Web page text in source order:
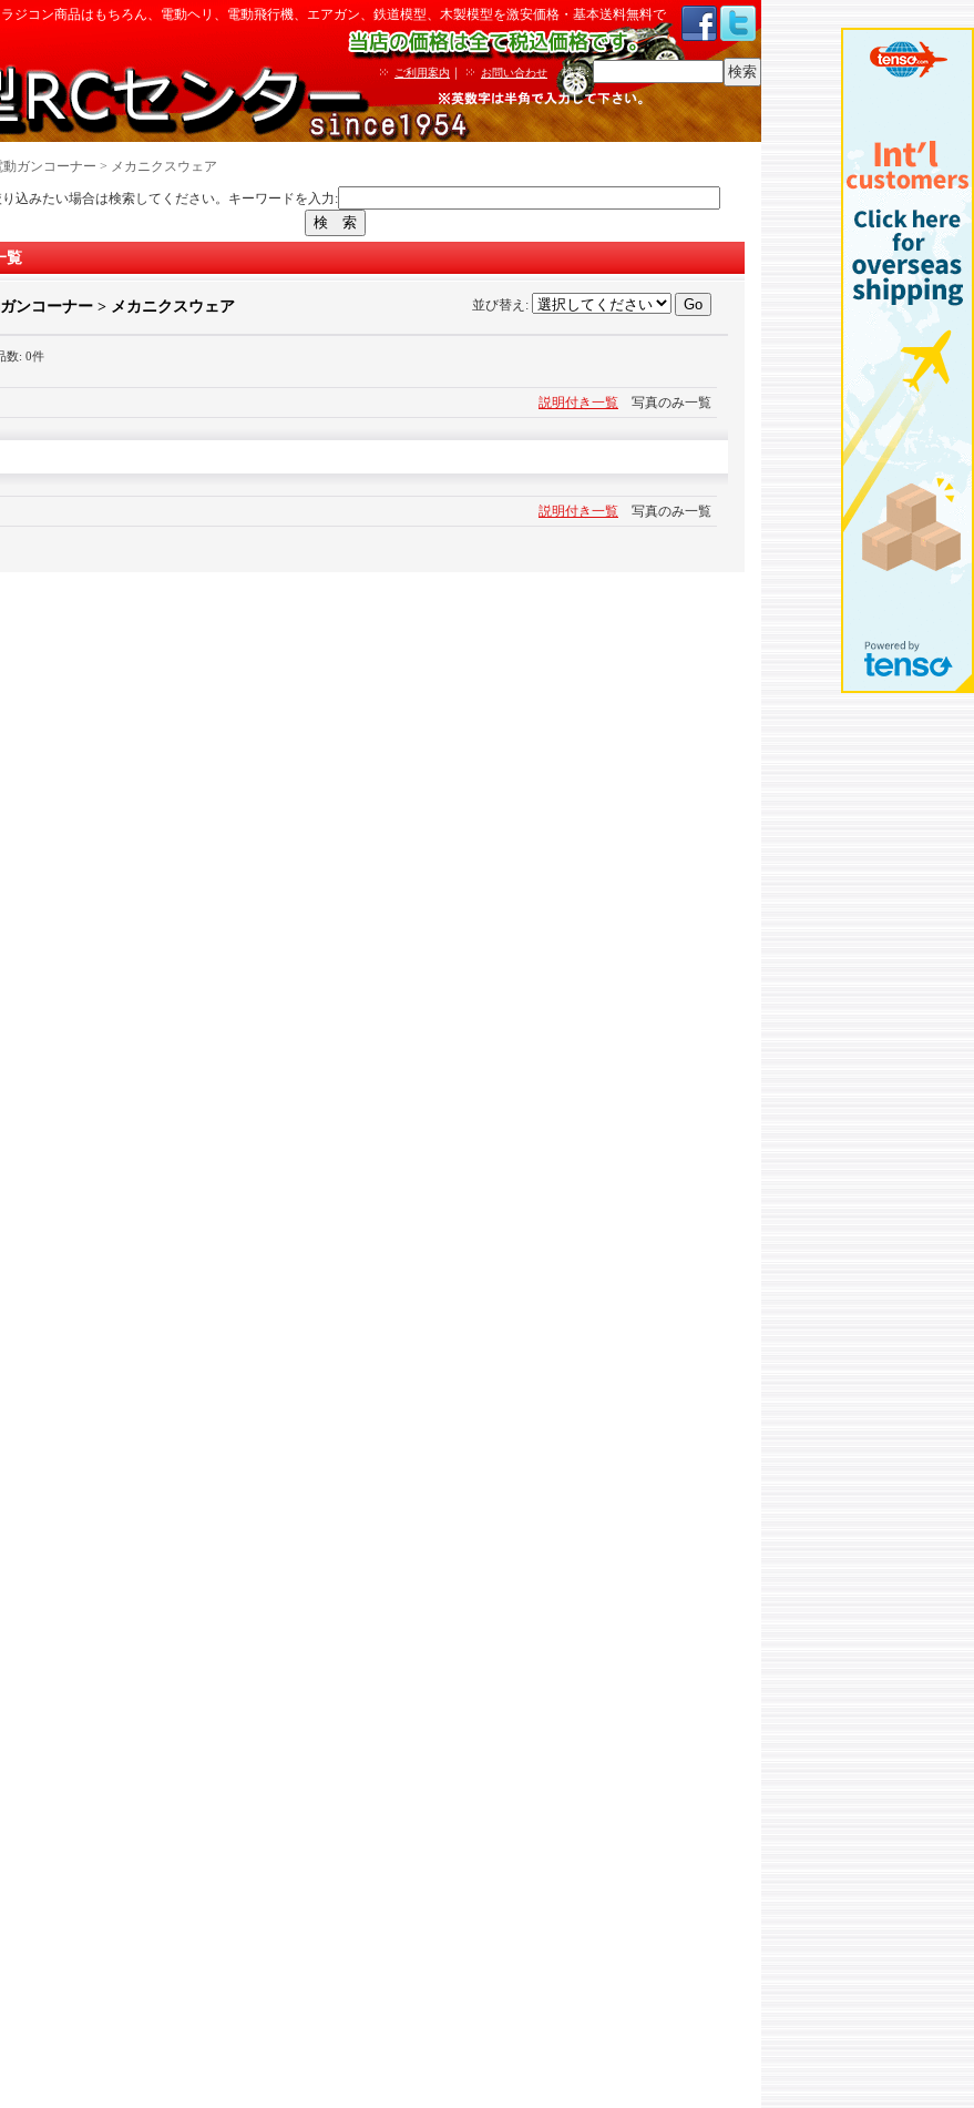
ジコン商品はもちろん、電動ヘリ、電動飛行機、エアガン、鉄道模型、木製模型を激安価格・基本送料無料で
ご利用案内 ｜ お問い合わせ 検索:
動ガンコーナー > メカニクスウェア
込みたい場合は検索してください。キーワードを入力:
覧
ンコーナー > メカニクスウェア 並び替え :
数: 0件
説明付き一覧 写真のみ一覧
説明付き一覧 写真のみ一覧